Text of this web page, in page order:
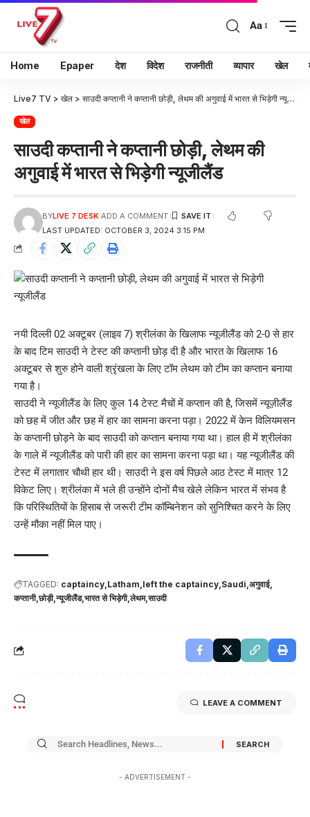
Aa
Home Epaper देश विदेश राजनीती व्यापार खेल
Live7 TV > खेल > साउदी कप्तानी ने कप्तानी छोड़ी, लेथम की अगुवाई में भारत से भिड़ेगी न्यूजीलैंड
खेल
साउदी कप्तानी ने कप्तानी छोड़ी, लेथम की
अगुवाई में भारत से भिड़ेगी न्यूजीलैंड
LAST UPDATED: OCTOBER 3, 2024 3:15 PM
BYLIVE 7 DESK ADD A COMMENT
नयी दिल्ली 02 अक्टूबर (लाइव 7) श्रीलंका के खिलाफ न्यूजीलैंड को 2-0 से हार
के बाद टिम साउदी ने टेस्ट की कप्तानी छोड़ दी है और भारत के खिलाफ 16
अक्टूबर से शुरु होने वाली श्रृंखला के लिए टॉम लेथम को टीम का कप्तान बनाया
गया है।
साउदी ने न्यूजीलैंड के लिए कुल 14 टेस्ट मैचों में कप्तान की है, जिसमें न्यूज़ीलैंड
को छह में जीत और छह में हार का सामना करना पड़ा। 2022 में केन विलियमसन
के कप्तानी छोड़ने के बाद साउदी को कप्तान बनाया गया था। हाल ही में श्रीलंका
के गाले में न्यूजीलैंड को पारी की हार का सामना करना पड़ा था। यह न्यूजीलैंड की
टेस्ट में लगातार चौथी हार थी। साउदी ने इस वर्ष पिछले आठ टेस्ट में मात्र 12
विकेट लिए। श्रीलंका में भले ही उन्होंने दोनों मैच खेले लेकिन भारत में संभव है
कि परिस्थितियों के हिसाब से जरूरी टीम कॉम्बिनेशन को सुनिश्चित करने के लिए
उन्हें मौका नहीं मिल पाए।
TAGGED: captaincy Latham left the captaincy Saudi अगुवाई
कप्तानी छोड़ी न्यूजीलैंड भारत से भिड़ेगी लेथम साउदी
LEAVE A COMMENT
- ADVERTISEMENT -